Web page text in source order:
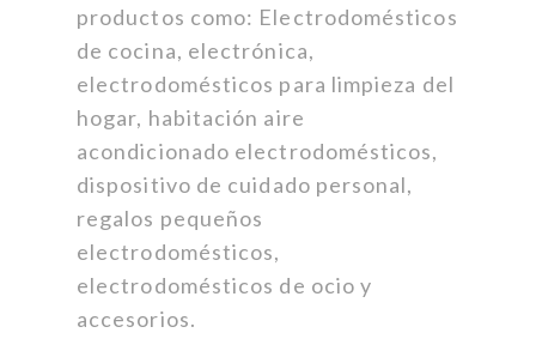
productos como: Electrodomésticos
de cocina, electrónica,
electrodomésticos para limpieza del
hogar, habitación aire
acondicionado electrodomésticos,
dispositivo de cuidado personal,
regalos pequeños
electrodomésticos,
electrodomésticos de ocio y
accesorios.